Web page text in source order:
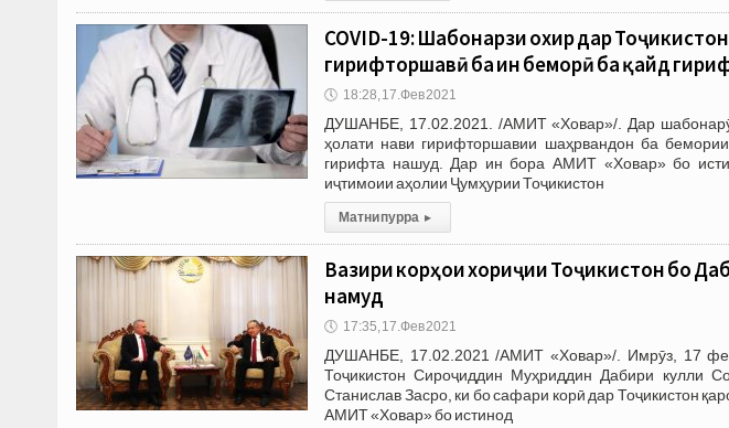
COVID-19: Шабонарӯзи охир дар
гирифторшавӣ ба ин беморӣ ба қайд
🕔 18:28, 17.Фев 2021
ДУШАНБЕ, 17.02.2021. /АМИТ «Ховар»/. Дар
ҳолати нави гирифторшавии шаҳрвандон ба
гирифта нашуд. Дар ин бора АМИТ «Ховар» бо
иҷтимоии аҳолии Ҷумҳурии Тоҷикистон
Матни пурра ▸
Вазири корҳои хориҷии Тоҷикистон бо
намуд
🕔 17:35, 17.Фев 2021
ДУШАНБЕ, 17.02.2021 /АМИТ «Ховар»/. Имрӯз, 17
Тоҷикистон Сироҷиддин Муҳриддин Дабири кулли
Станислав Засро, ки бо сафари корӣ дар Тоҷикистон
АМИТ «Ховар» бо истинод